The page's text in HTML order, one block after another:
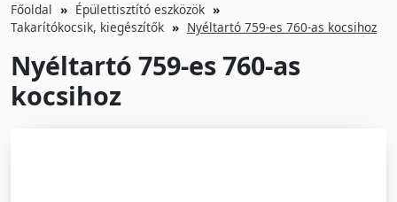
Főoldal
Épülettisztító eszközök
Takarítókocsik, kiegészítők
Nyéltartó 759-es 760-as kocsihoz
Nyéltartó 759-es 760-as
kocsihoz